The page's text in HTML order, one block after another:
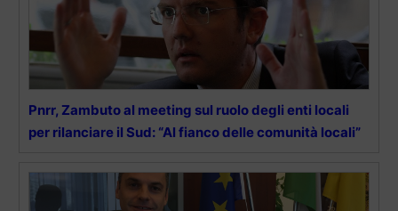
Pnrr, Zambuto al meeting sul ruolo degli enti locali
per rilanciare il Sud: “Al fianco delle comunità locali”